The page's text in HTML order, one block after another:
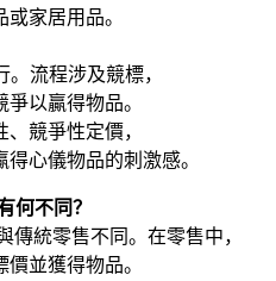
家居用品。
流程涉及競標，
以贏得物品。
競爭性定價，
心儀物品的刺激感。
何不同？
傳統零售不同。在零售中，
並獲得物品。